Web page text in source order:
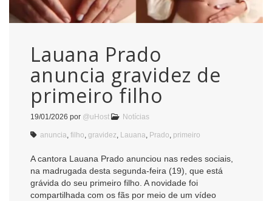
Lauana Prado
anuncia gravidez de
primeiro filho
19/01/2026 por @uHost Notícias
anuncia filho gravidez Lauana Prado primeiro
A cantora Lauana Prado anunciou nas redes sociais,
na madrugada desta segunda-feira (19), que está
grávida do seu primeiro filho. A novidade foi
compartilhada com os fãs por meio de um vídeo